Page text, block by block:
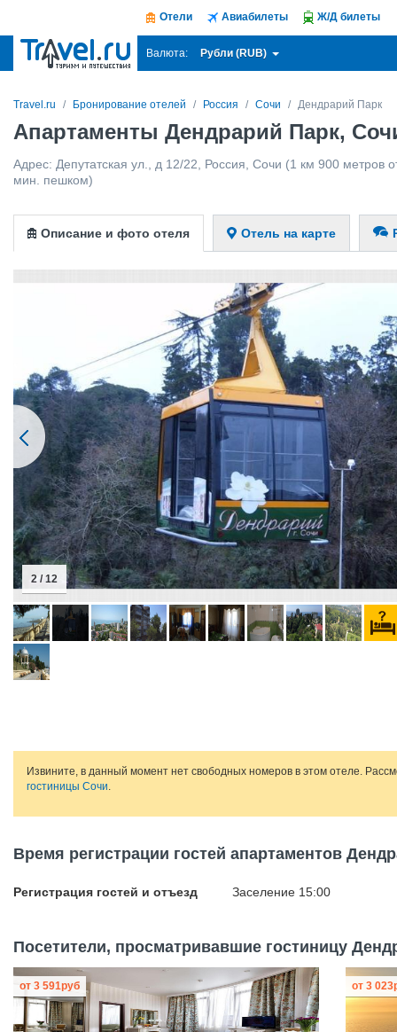
Отели Авиабилеты Ж/Д билеты
Валюта: Рубли (RUB)
Travel.ru Бронирование отелей Россия Сочи Дендрарий Парк
Апартаменты Дендрарий Парк,
Адрес: Депутатская ул., д 12/22 Россия Сочи (1 км 900 метров
мин. пешком)
Описание и фото отеля Отель на карте
2 / 12
Извините, в данный момент нет свободных номеров в этом отеле.
гостиницы Сочи.
Время регистрации гостей апартаментов
Регистрация гостей и отъезд Заселение 15:00
Посетители, просматривавшие гостиницу
от 3 591руб от 3 023